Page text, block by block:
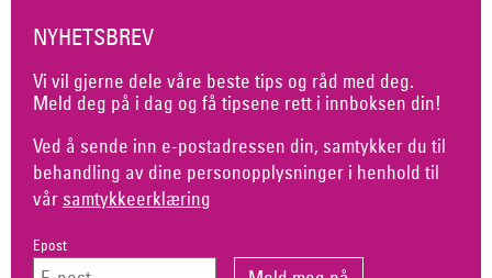
NYHETSBREV
Vi vil gjerne dele våre beste tips og råd med deg.
Meld deg på i dag og få tipsene rett i innboksen din!
Ved å sende inn e-postadressen din, samtykker du til
behandling av dine personopplysninger i henhold til
vår samtykkeerklæring
Epost